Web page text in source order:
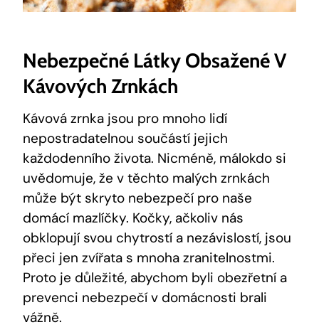
Nebezpečné Látky Obsažené V
Kávových Zrnkách
Kávová zrnka jsou pro mnoho lidí
nepostradatelnou součástí jejich
každodenního života. Nicméně, málokdo si
uvědomuje, že v těchto malých zrnkách
může být skryto nebezpečí pro naše
domácí mazlíčky. Kočky, ačkoliv nás
obklopují svou chytrostí a nezávislostí, jsou
přeci jen zvířata s mnoha zranitelnostmi.
Proto je důležité, abychom byli obezřetní a
prevenci nebezpečí v domácnosti brali
vážně.